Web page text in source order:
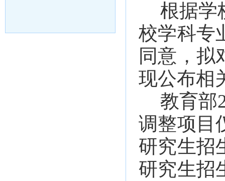
根据学
校学科专
同意，拟
现公布相
教育部
调整项目
研究生招
研究生招